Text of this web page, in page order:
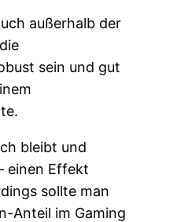
außerhalb der
sein und gut
bleibt und
einen Effekt
sollte man
Anteil im Gaming